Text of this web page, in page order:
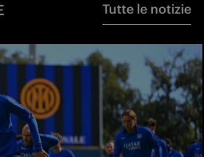
Tutte le notizie